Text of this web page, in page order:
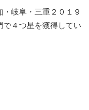
岐阜・三重２０１９
４つ星を獲得してい